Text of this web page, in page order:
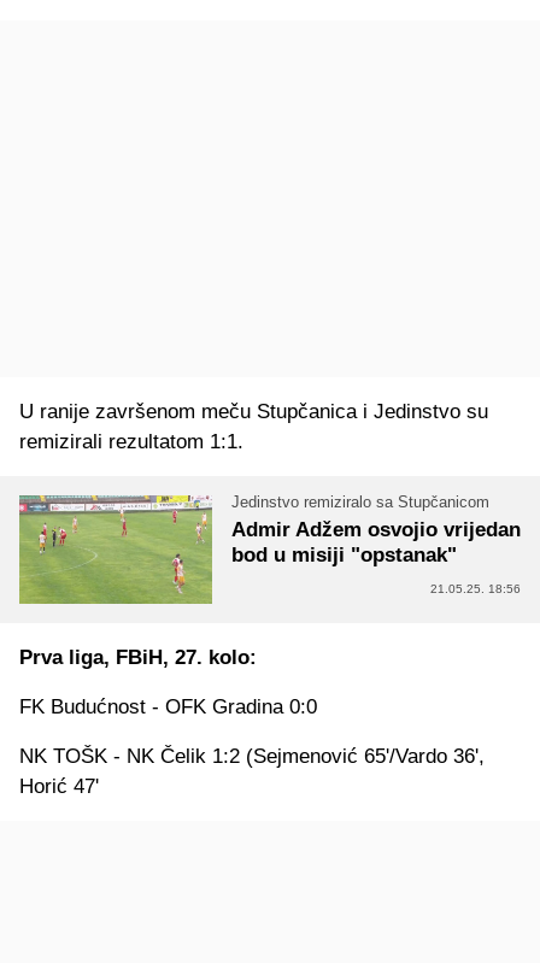
U ranije završenom meču Stupčanica i Jedinstvo su
remizirali rezultatom 1:1.
Jedinstvo remiziralo sa Stupčanicom
Admir Adžem osvojio vrijedan
bod u misiji "opstanak"
21.05.25. 18:56
Prva liga, FBiH, 27. kolo:
FK Budućnost - OFK Gradina 0:0
NK TOŠK - NK Čelik 1:2 (Sejmenović 65'/Vardo 36',
Horić 47'